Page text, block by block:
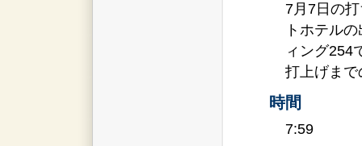
7月7日の
トホテル
ィング254
打上げま
時間
7:59